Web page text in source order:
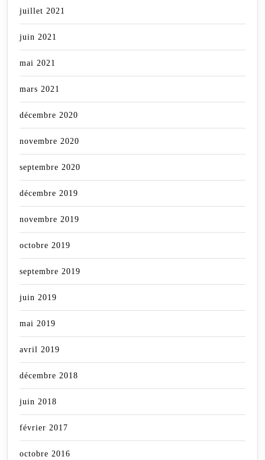
juillet 2021
juin 2021
mai 2021
mars 2021
décembre 2020
novembre 2020
septembre 2020
décembre 2019
novembre 2019
octobre 2019
septembre 2019
juin 2019
mai 2019
avril 2019
décembre 2018
juin 2018
février 2017
octobre 2016